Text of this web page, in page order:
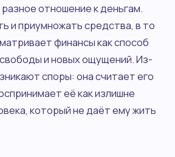
отношение к деньгам.
и приумножать средства, в то
финансы как способ
и новых ощущений. Из-
споры: она считает его
её как излишне
который не даёт ему жить